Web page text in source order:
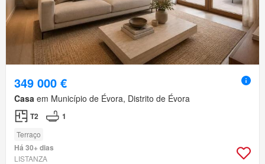
349 000 €
Casa em Município de Évora, Distrito de Évora
T2 1
Terraço
Há 30+ dias
LISTANZA